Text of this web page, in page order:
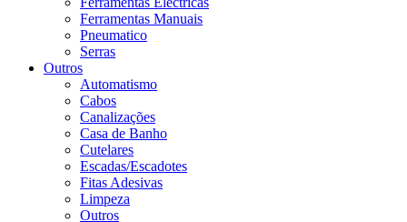
Ferramentas Manuais
Pneumatico
Serras
Outros
Automatismo
Cabos
Canalizações
Casa de Banho
Cutelares
Escadas/Escadotes
Fitas Adesivas
Limpeza
Outros